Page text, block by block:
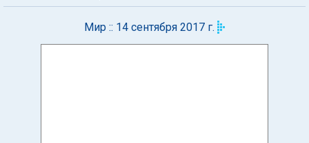
Мир :: 14 сентября 2017 г.